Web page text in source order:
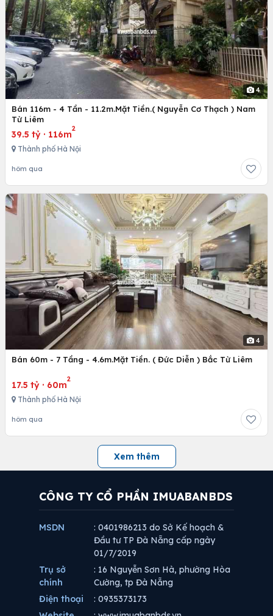
4
Bán 116m - 4 Tần - 11.2m.Mặt Tiền.( Nguyễn Cơ Thạch ) Nam
Từ Liêm
39.5 tỷ · 116m
2
Thành phố Hà Nội
hôm qua
4
Bán 60m - 7 Tầng - 4.6m.Mặt Tiền. ( Đức Diễn ) Bắc Từ Liêm
17.5 tỷ · 60m
2
Thành phố Hà Nội
hôm qua
Xem thêm
CÔNG TY CỔ PHẦN IMUABANBDS
MSDN
: 0401986213 do Sở Kế hoạch &
Đầu tư TP Đà Nẵng cấp ngày
01/7/2019
Trụ sở
chính
: 16 Nguyễn Sơn Hà, phường Hòa
Cường, tp Đà Nẵng
Điện thoại
: 0935373173